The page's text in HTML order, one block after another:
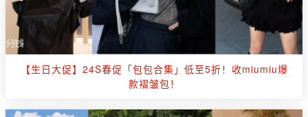
【生日大促】24S春促「包包合集」低至5折！收miumiu爆
款褶皱包！